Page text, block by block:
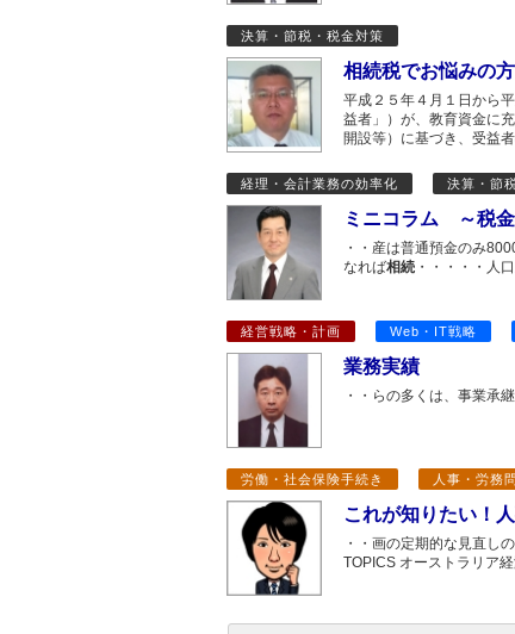
決算・節税・税金対策
相続税でお悩みの
平成２５年４月１日から
益者」）が、教育資金に
開設等）に基づき、受益
経理・会計業務の効率化 決算・節
ミニコラム ～税金
・・産は普通預金のみ
なれば相続 ・・・・・人
経営戦略・計画 Web・IT戦略
業務実績
・・らの多くは、事業承
労働・社会保険手続き 人事・労務
これが知りたい！
・・画の定期的な見直し
TOPICS オーストラリア